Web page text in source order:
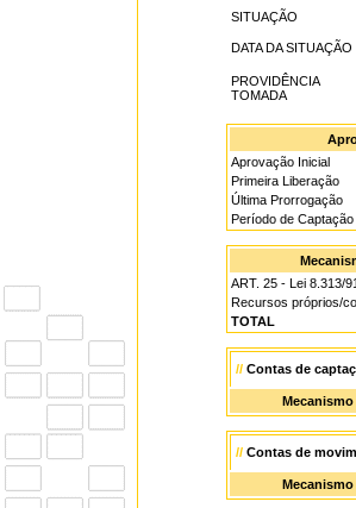
SITUAÇÃO
DATA DA SITUAÇÃO
PROVIDÊNCIA
TOMADA
Aprovação Inicial
Primeira Liberação
Última Prorrogação
Período de Captação
ART. 25 - Lei 8.313/91
Recursos próprios/
TOTAL
// Contas de
Mecanismo
// Contas de
Mecanismo